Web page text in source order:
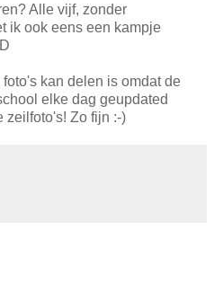
Alle vijf, zonder
ik ook eens een kampje
kan delen is omdat de
elke dag geupdated
zeilfoto's! Zo fijn :-)